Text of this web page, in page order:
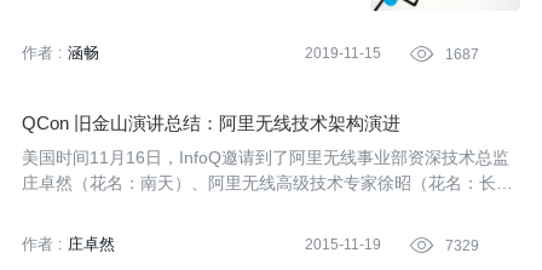
作者 : 涵畅 2019-11-15  1687
QCon 旧金山演讲总结：阿里无线技术架构演进
美国时间11月16日，InfoQ邀请到了阿里无线事业部资深技术总监
庄卓然（花名：南天）、阿里无线高级技术专家徐昭（花名：长
BILE INFRASTRUCTURE AT "CHINA SCALE"》，揭秘手机淘宝
这个超级App的技术架构演进，向世界的技术同行分享中国互联网
作者 : 庄卓然 2015-11-19  7329